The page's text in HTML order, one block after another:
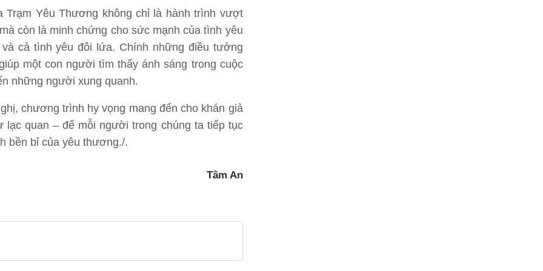
Trạm Yêu Thương không chỉ là hành trình vượt
còn là minh chứng cho sức mạnh của tình yêu
cả tình yêu đôi lứa. Chính những điều tưởng
một con người tìm thấy ánh sáng trong cuộc
những người xung quanh.
chương trình hy vọng mang đến cho khán giả
quan – để mỗi người trong chúng ta tiếp tục
bền bỉ của yêu thương./.
Tâm An